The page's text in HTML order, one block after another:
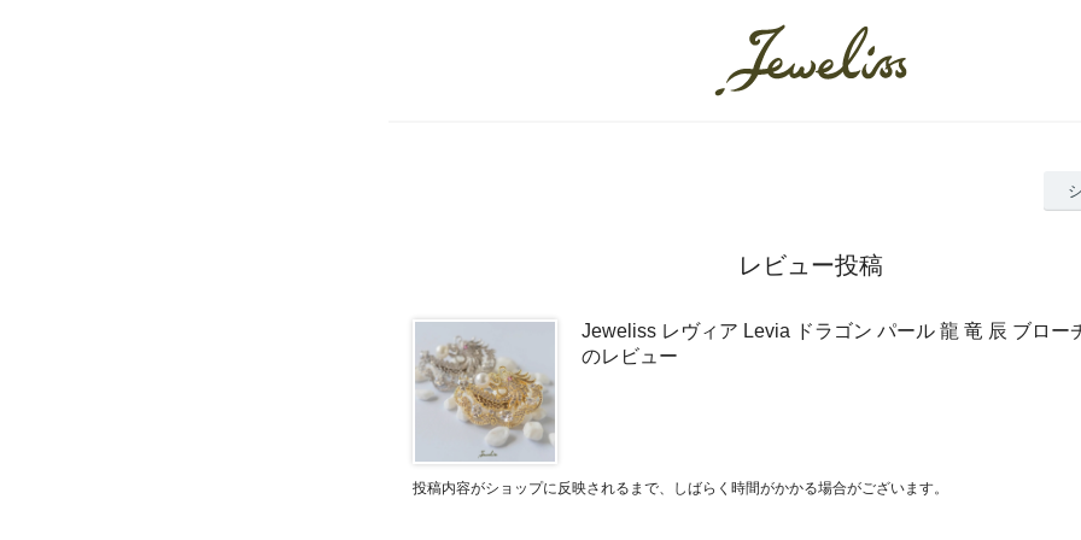
レビュー投稿
Jeweliss レヴィア Levia ドラゴン パール 龍 竜 辰 ブロー
のレビュー
投稿内容がショップに反映されるまで、しばらく時間がかかる場合がございます。